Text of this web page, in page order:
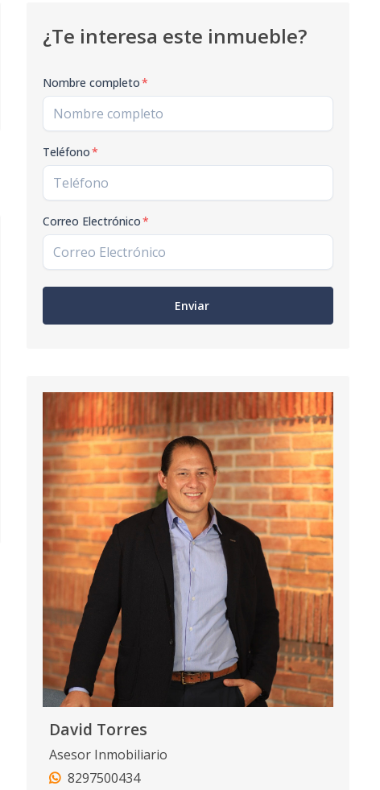
¿Te interesa este inmueble?
Nombre completo*
Teléfono*
Correo Electrónico*
Enviar
David Torres
Asesor Inmobiliario
8297500434